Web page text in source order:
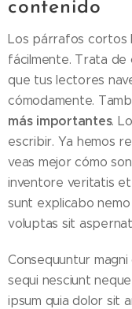
contenido
Los párrafos cortos
fácilmente. Trata
que tus lectores
cómodamente.
más importantes.
escribir. Ya hemos
veas mejor cómo
inventore veritatis
sunt explicabo
voluptas sit
Consequuntur
sequi nesciunt
ipsum quia dolor sit